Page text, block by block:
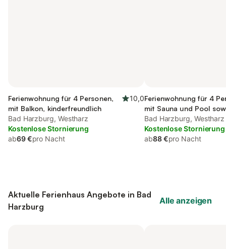
Ferienwohnung für 4 Personen,
mit Balkon, kinderfreundlich
10,0
Bad Harzburg, Westharz
Kostenlose Stornierung
ab69 €pro Nacht
Ferienwohnung für 4
mit Sauna und Pool
Bad Harzburg, Westharz
Kostenlose Stornierung
ab88 €pro Nacht
Aktuelle Ferienhaus Angebote in Bad
Harzburg
Alle anzeigen